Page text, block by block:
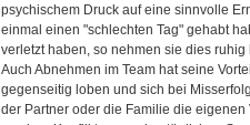
psychischem Druck auf eine sinnvolle
einmal einen "schlechten Tag" gehabt
verletzt haben, so nehmen sie dies
Auch Abnehmen im Team hat seine
gegenseitig loben und sich bei
der Partner oder die Familie die eigenen